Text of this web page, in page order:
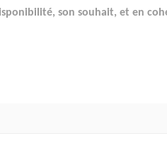
son souhait, et en